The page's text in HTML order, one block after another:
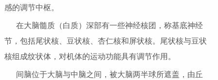
感的调节中枢。
在大脑髓质（白质）深部有一些神经核团，称基底神经
节，包括尾状核、豆状核、杏仁核和屏状核。尾状核与豆状
核组成纹状体，对机体的运动功能具有调节作用。
间脑位于大脑与中脑之间，被大脑两半球所遮盖，由丘